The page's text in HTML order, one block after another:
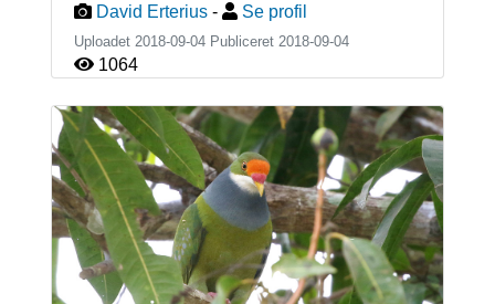
David Erterius - Se profil
Uploadet 2018-09-04 Publiceret 2018-09-04
1064